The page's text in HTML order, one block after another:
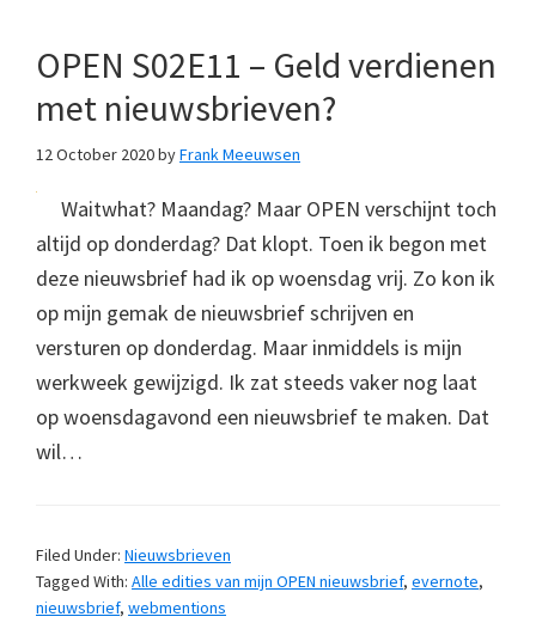
OPEN S02E11 – Geld verdienen
met nieuwsbrieven?
12 October 2020byFrank Meeuwsen
Waitwhat? Maandag? Maar OPEN verschijnt toch
altijd op donderdag? Dat klopt. Toen ik begon met
deze nieuwsbrief had ik op woensdag vrij. Zo kon ik
op mijn gemak de nieuwsbrief schrijven en
versturen op donderdag. Maar inmiddels is mijn
werkweek gewijzigd. Ik zat steeds vaker nog laat
op woensdagavond een nieuwsbrief te maken. Dat
wil…
Filed Under: Nieuwsbrieven
Tagged With: Alle edities van mijn OPEN nieuwsbrief, evernote,
nieuwsbrief, webmentions